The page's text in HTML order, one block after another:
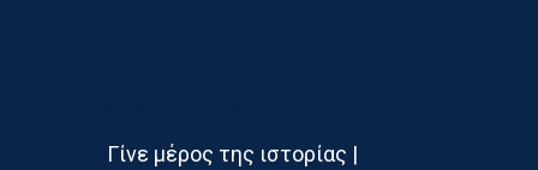
Γίνε μέρος της ιστορίας |